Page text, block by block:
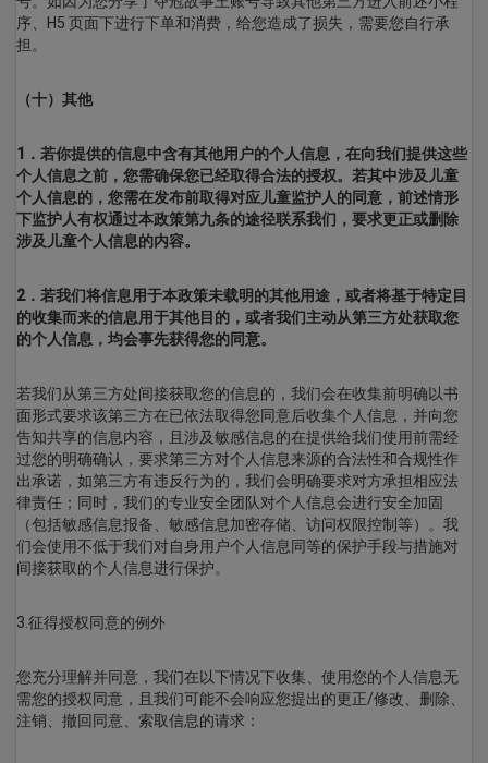
序、H5 页面下进行下单和消费，给您造成了损失，需要您自行承
担。
（十）其他
1．若你提供的信息中含有其他用户的个人信息，在向我们提供这些
个人信息之前，您需确保您已经取得合法的授权。若其中涉及儿童
个人信息的，您需在发布前取得对应儿童监护人的同意，前述情形
下监护人有权通过本政策第九条的途径联系我们，要求更正或删除
涉及儿童个人信息的内容。
2．若我们将信息用于本政策未载明的其他用途，或者将基于特定目
的收集而来的信息用于其他目的，或者我们主动从第三方处获取您
的个人信息，均会事先获得您的同意。
若我们从第三方处间接获取您的信息的，我们会在收集前明确以书
面形式要求该第三方在已依法取得您同意后收集个人信息，并向您
告知共享的信息内容，且涉及敏感信息的在提供给我们使用前需经
过您的明确确认，要求第三方对个人信息来源的合法性和合规性作
出承诺，如第三方有违反行为的，我们会明确要求对方承担相应法
律责任；同时，我们的专业安全团队对个人信息会进行安全加固
（包括敏感信息报备、敏感信息加密存储、访问权限控制等）。我
们会使用不低于我们对自身用户个人信息同等的保护手段与措施对
间接获取的个人信息进行保护。
3.征得授权同意的例外
您充分理解并同意，我们在以下情况下收集、使用您的个人信息无
需您的授权同意，且我们可能不会响应您提出的更正/修改、删除、
注销、撤回同意、索取信息的请求：